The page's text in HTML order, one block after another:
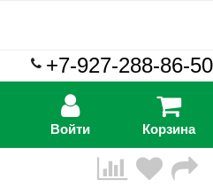
+7-927-288-86-50
Войти Корзина